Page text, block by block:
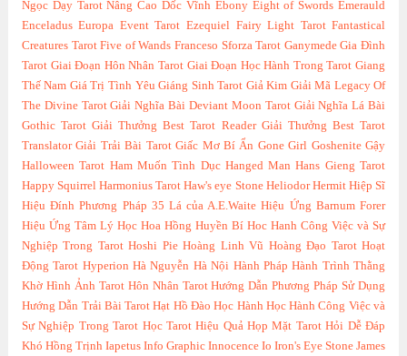
Ngọc Dạy Tarot Nâng Cao Dốc Vĩnh Ebony Eight of Swords Emerauld
Enceladus Europa Event Tarot Ezequiel Fairy Light Tarot Fantastical
Creatures Tarot Five of Wands Franceso Sforza Tarot Ganymede Gia Đình
Tarot Giai Đoạn Hôn Nhân Tarot Giai Đoạn Học Hành Trong Tarot Giang
Thế Nam Giá Trị Tình Yêu Giáng Sinh Tarot Giả Kim Giải Mã Legacy Of
The Divine Tarot Giải Nghĩa Bài Deviant Moon Tarot Giải Nghĩa Lá Bài
Gothic Tarot Giải Thưởng Best Tarot Reader Giải Thưởng Best Tarot
Translator Giải Trải Bài Tarot Giấc Mơ Bí Ẩn Gone Girl Goshenite Gậy
Halloween Tarot Ham Muốn Tình Dục Hanged Man Hans Gieng Tarot
Happy Squirrel Harmonius Tarot Haw's eye Stone Heliodor Hermit Hiệp Sĩ
Hiệu Đính Phương Pháp 35 Lá của A.E.Waite Hiệu Ứng Barnum Forer
Hiệu Ứng Tâm Lý Học Hoa Hồng Huyền Bí Hoc Hanh Công Việc và Sự
Nghiệp Trong Tarot Hoshi Pie Hoàng Linh Vũ Hoàng Đạo Tarot Hoạt
Động Tarot Hyperion Hà Nguyễn Hà Nội Hành Pháp Hành Trình Thằng
Khờ Hình Ảnh Tarot Hôn Nhân Tarot Hướng Dẫn Phương Pháp Sử Dụng
Hướng Dẫn Trải Bài Tarot Hạt Hồ Đào Học Hành Học Hành Công Việc và
Sự Nghiệp Trong Tarot Học Tarot Hiệu Quả Họp Mặt Tarot Hỏi Dễ Đáp
Khó Hồng Trịnh Iapetus Info Graphic Innocence Io Iron's Eye Stone James